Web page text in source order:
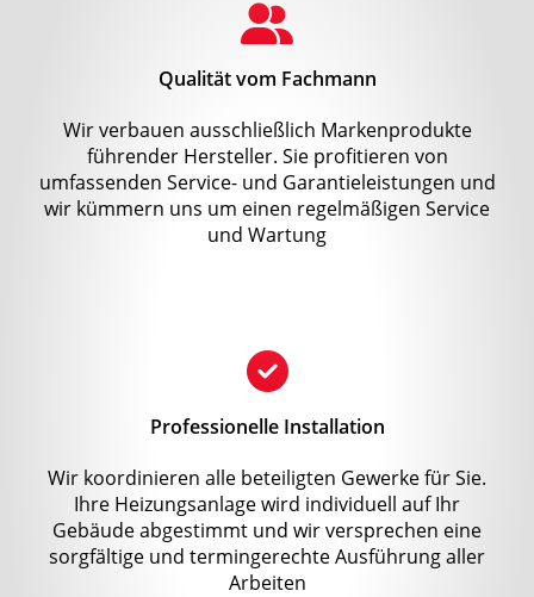
Qualität vom Fachmann
Wir verbauen ausschließlich Markenprodukte
führender Hersteller. Sie profitieren von
umfassenden Service- und Garantieleistungen und
wir kümmern uns um einen regelmäßigen Service
und Wartung
Professionelle Installation
Wir koordinieren alle beteiligten Gewerke für Sie.
Ihre Heizungsanlage wird individuell auf Ihr
Gebäude abgestimmt und wir versprechen eine
sorgfältige und termingerechte Ausführung aller
Arbeiten